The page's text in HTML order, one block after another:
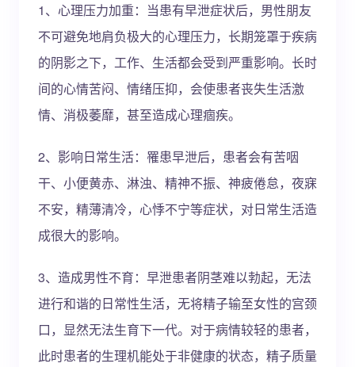
1、心理压力加重：当患有早泄症状后，男性朋友
不可避免地肩负极大的心理压力，长期笼罩于疾病
的阴影之下，工作、生活都会受到严重影响。长时
间的心情苦闷、情绪压抑，会使患者丧失生活激
情、消极萎靡，甚至造成心理痼疾。
2、影响日常生活：罹患早泄后，患者会有苦咽
干、小便黄赤、淋浊、精神不振、神疲倦怠，夜寐
不安，精薄清冷，心悸不宁等症状，对日常生活造
成很大的影响。
3、造成男性不育：早泄患者阴茎难以勃起，无法
进行和谐的日常性生活，无将精子输至女性的宫颈
口，显然无法生育下一代。对于病情较轻的患者，
此时患者的生理机能处于非健康的状态，精子质量